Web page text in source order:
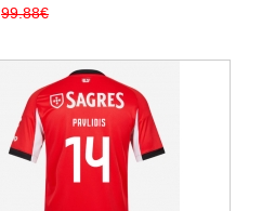
99.88€